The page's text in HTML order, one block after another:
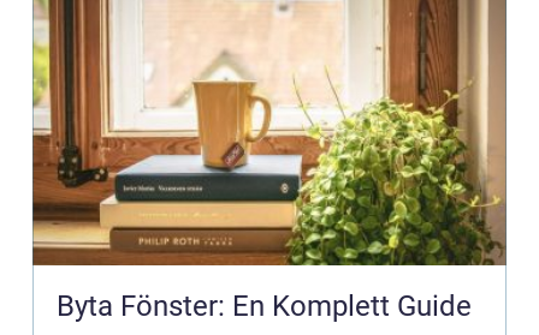
Byta Fönster: En Komplett Guide